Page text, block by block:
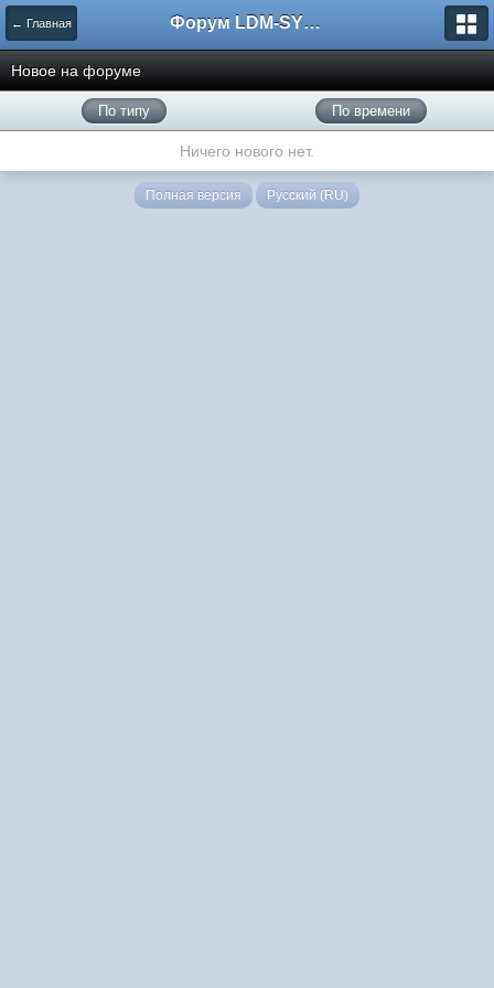
← Главная Форум LDM-SYSTEMS
Новое на форуме
По типу По времени
Ничего нового нет.
Полная версия Русский (RU)